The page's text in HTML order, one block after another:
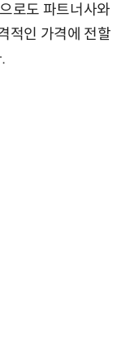
로도 파트너사와
적인 가격에 전할